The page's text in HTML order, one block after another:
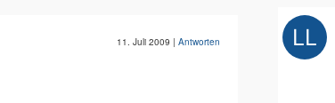
11. Juli 2009 | Antworten